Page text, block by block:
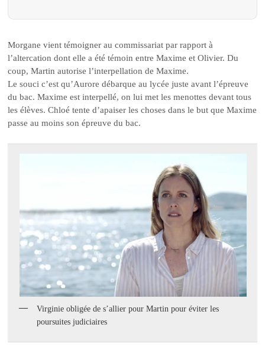
Morgane vient témoigner au commissariat par rapport à
l’altercation dont elle a été témoin entre Maxime et Olivier. Du
coup, Martin autorise l’interpellation de Maxime.
Le souci c’est qu’Aurore débarque au lycée juste avant l’épreuve
du bac. Maxime est interpellé, on lui met les menottes devant tous
les élèves. Chloé tente d’apaiser les choses dans le but que Maxime
passe au moins son épreuve du bac.
Virginie obligée de s’allier pour Martin pour éviter les
poursuites judiciaires